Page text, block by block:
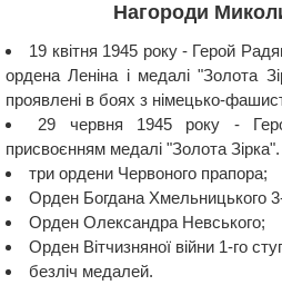
Нагороди
19 квітня 1945 року - Герой
ордена Леніна і медалі "Золота
проявлені в боях з німецько-
29 червня 1945 року -
присвоєнням медалі "Золота
три ордени Червоного прапора;
Орден Богдана Хмельницького
Орден Олександра Невського;
Орден Вітчизняної війни 1-го
безліч медалей.